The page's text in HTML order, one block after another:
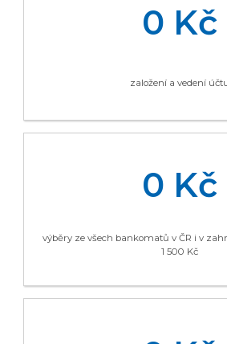
0 Kč
založení a vedení
0 Kč
výběry ze všech bankomatů v ČR i v
1 500 Kč